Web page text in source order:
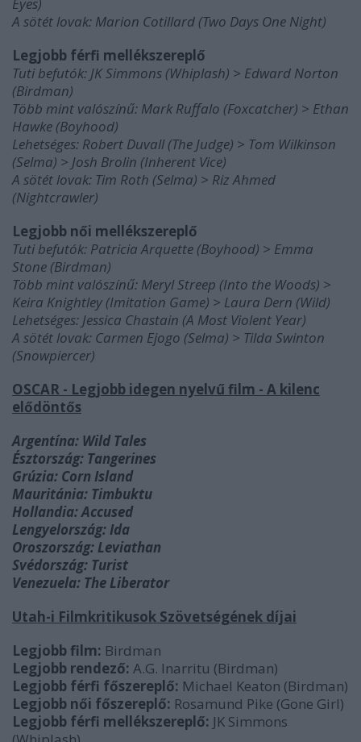
Eyes)
A sötét lovak: Marion Cotillard (Two Days One Night)
Legjobb férfi mellékszereplő
Tuti befutók: JK Simmons (Whiplash) > Edward Norton
(Birdman)
Több mint valószínű: Mark Ruffalo (Foxcatcher) > Ethan
Hawke (Boyhood)
Lehetséges: Robert Duvall (The Judge) > Tom Wilkinson
(Selma) > Josh Brolin (Inherent Vice)
A sötét lovak: Tim Roth (Selma) > Riz Ahmed
(Nightcrawler)
Legjobb női mellékszereplő
Tuti befutók: Patricia Arquette (Boyhood) > Emma
Stone (Birdman)
Több mint valószínű: Meryl Streep (Into the Woods) >
Keira Knightley (Imitation Game) > Laura Dern (Wild)
Lehetséges: Jessica Chastain (A Most Violent Year)
A sötét lovak: Carmen Ejogo (Selma) > Tilda Swinton
(Snowpiercer)
OSCAR - Legjobb idegen nyelvű film - A kilenc
elődöntős
Argentína: Wild Tales
Észtország: Tangerines
Grúzia: Corn Island
Mauritánia: Timbuktu
Hollandia: Accused
Lengyelország: Ida
Oroszország: Leviathan
Svédország: Turist
Venezuela: The Liberator
Utah-i Filmkritikusok Szövetségének díjai
Legjobb film: Birdman
Legjobb rendező: A.G. Inarritu (Birdman)
Legjobb férfi főszereplő: Michael Keaton (Birdman)
Legjobb női főszereplő: Rosamund Pike (Gone Girl)
Legjobb férfi mellékszereplő: JK Simmons